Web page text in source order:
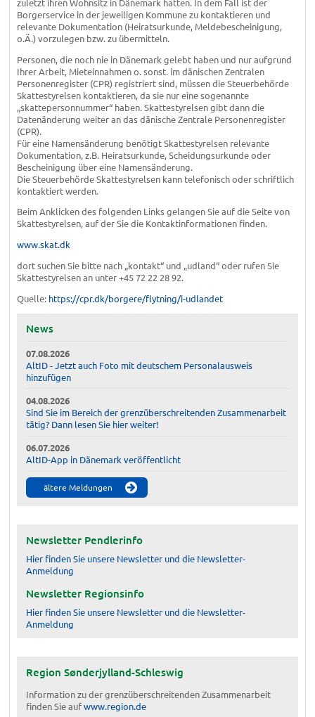
Borgerservice in der jeweiligen Kommune zu kontaktieren und
relevante Dokumentation (Heiratsurkunde, Meldebescheinigung,
o.Ä.) vorzulegen bzw. zu übermitteln.
Personen, die noch nie in Dänemark gelebt haben und nur aufgrund
Ihrer Arbeit, Mieteinnahmen o. sonst. im dänischen Zentralen
Personenregister (CPR) registriert sind, müssen die Steuerbehörde
Skattestyrelsen kontaktieren, da sie nur eine sogenannte
„skattepersonnummer“ haben. Skattestyrelsen gibt dann die
Datenänderung weiter an das dänische Zentrale Personenregister
(CPR).
Für eine Namensänderung benötigt Skattestyrelsen relevante
Dokumentation, z.B. Heiratsurkunde, Scheidungsurkunde oder
Bescheinigung über eine Namensänderung.
Die Steuerbehörde Skattestyrelsen kann telefonisch oder schriftlich
kontaktiert werden.
Beim Anklicken des folgenden Links gelangen Sie auf die Seite von
Skattestyrelsen, auf der Sie die Kontaktinformationen finden.
www.skat.dk
dort suchen Sie bitte nach „kontakt“ und „udland“ oder rufen Sie
Skattestyrelsen an unter +45 72 22 28 92.
Quelle: https://cpr.dk/borgere/flytning/i-udlandet
News
07.08.2026
AltID - Jetzt auch Foto mit deutschem Personalausweis
hinzufügen
04.08.2026
Sind Sie im Bereich der grenzüberschreitenden Zusammenarbeit
tätig? Dann lesen Sie hier weiter!
06.07.2026
AltID-App in Dänemark veröffentlicht
ältere Meldungen
Newsletter Pendlerinfo
Hier finden Sie unsere Newsletter und die Newsletter-
Anmeldung
Newsletter Regionsinfo
Hier finden Sie unsere Newsletter und die Newsletter-
Anmeldung
Region Sønderjylland-Schleswig
Information zu der grenzüberschreitenden Zusammenarbeit
finden Sie aufwww.region.de